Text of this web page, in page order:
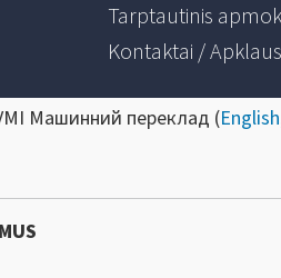
Tarptautinis
Kontaktai /
Машинний переклад (English